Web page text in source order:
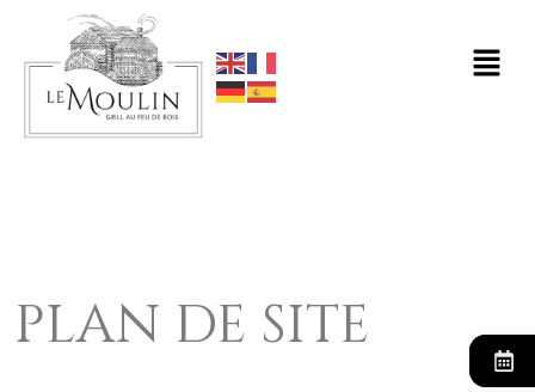
plan de site